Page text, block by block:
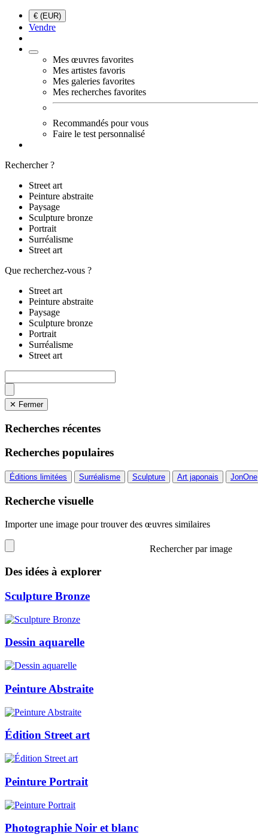
€ (EUR)
Vendre
Mes œuvres favorites
Mes artistes favoris
Mes galeries favorites
Mes recherches favorites
Recommandés pour vous
Faire le test personnalisé
Rechercher ?
Street art
Peinture abstraite
Paysage
Sculpture bronze
Portrait
Surréalisme
Street art
Que recherchez-vous ?
Street art
Peinture abstraite
Paysage
Sculpture bronze
Portrait
Surréalisme
Street art
✕ Fermer
Recherches récentes
Recherches populaires
Éditions limitées Surréalisme Sculpture Art japonais JonOne
Recherche visuelle
Importer une image pour trouver des œuvres similaires
Rechercher par image
Des idées à explorer
Sculpture Bronze
Dessin aquarelle
Peinture Abstraite
Édition Street art
Peinture Portrait
Photographie Noir et blanc